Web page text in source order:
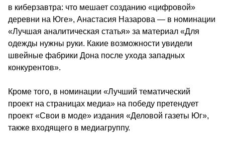
в киберзавтра: что мешает созданию «цифровой»
деревни на Юге», Анастасия Назарова — в номинации
«Лучшая аналитическая статья» за материал «Для
одежды нужны руки. Какие возможности увидели
швейные фабрики Дона после ухода западных
конкурентов».
Кроме того, в номинации «Лучший тематический
проект на страницах медиа» на победу претендует
проект «Свои в моде» издания «Деловой газеты Юг»,
также входящего в медиагруппу.